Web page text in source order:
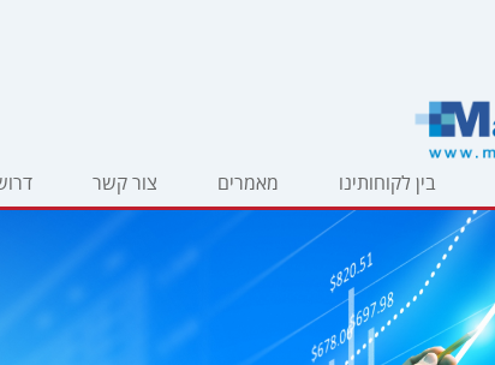
בין לקוחותינו מאמרים צור קשר